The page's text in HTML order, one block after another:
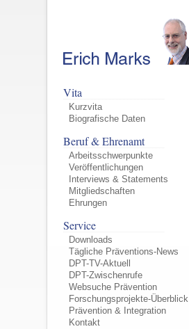
Vita
Kurzvita
Biografische Daten
Beruf & Ehrenamt
Arbeitsschwerpunkte
Veröffentlichungen
Interviews & Statements
Mitgliedschaften
Ehrungen
Service
Downloads
Tägliche Präventions-News
DPT-TV-Aktuell
DPT-Zwischenrufe
Websuche Prävention
Forschungsprojekte-Überblick
Prävention & Integration
Kontakt